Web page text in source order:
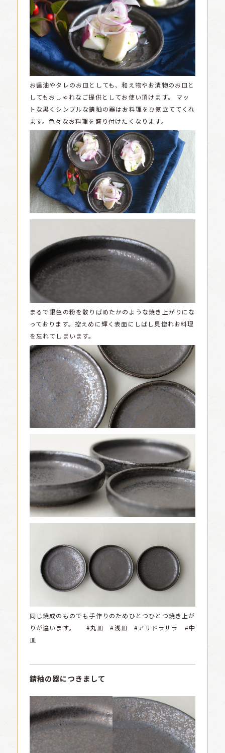
お醤油やタレのお皿としても、和え物やお漬物のお皿と
してもおしゃれなご提供としてお使い頂けます。
マッ
トな黒くシンプルな錆釉の器はお料理をひ気立ててくれ
ます。色々なお料理を盛り付けたくなります。
まるで銀色の粉を散りばめたかのような焼き上がりにな
っております。控えめに輝く表面にしばし見惚れお料理
を忘れてしまいます。
同じ焼成のものでも手作りのためひとつひとつ焼き上が
りが違います。
#丸皿 #浅皿 #アサドラサラ #中
皿
錆釉の器につきまして